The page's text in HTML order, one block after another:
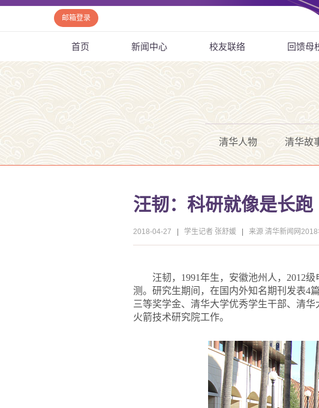
邮箱登录
首页 新闻中心 校友联络 回馈母
清华人物 清华故
汪韧：科研就像是长跑
2018-04-27 学生记者 张舒媛 来源 清华新闻网2018
汪韧，1991年生，安徽池州人，2012
测。研究生期间，在国内外知名期刊发表4
三等奖学金、清华大学优秀学生干部、清
火箭技术研究院工作。